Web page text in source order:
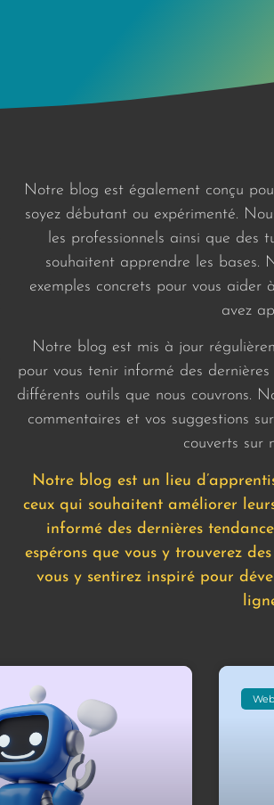
Notre blog est également conçu
soyez débutant ou expérimenté.
les professionnels ainsi que des
souhaitent apprendre les bases.
exemples concrets pour vous
avez
Notre blog est mis à jour
pour vous tenir informé des
différents outils que nous couvrons.
commentaires et vos suggestions
couverts sur
Notre blog est un lieu
ceux qui souhaitent améliorer
informé des dernières
espérons que vous y trouverez
vous y sentirez inspiré pour
Web